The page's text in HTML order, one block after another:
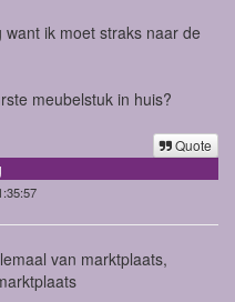
ik moet straks naar de
meubelstuk in huis?
Quote
van marktplaats,